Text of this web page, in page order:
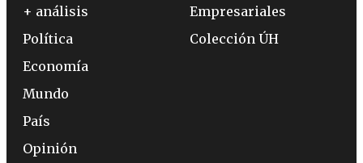
+ análisis
Política
Economía
Mundo
País
Opinión
Empresariales
Colección ÚH